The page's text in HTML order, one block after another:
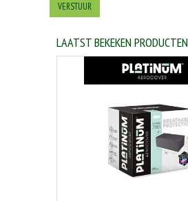
LAATST BEKEKEN PRODUCTEN